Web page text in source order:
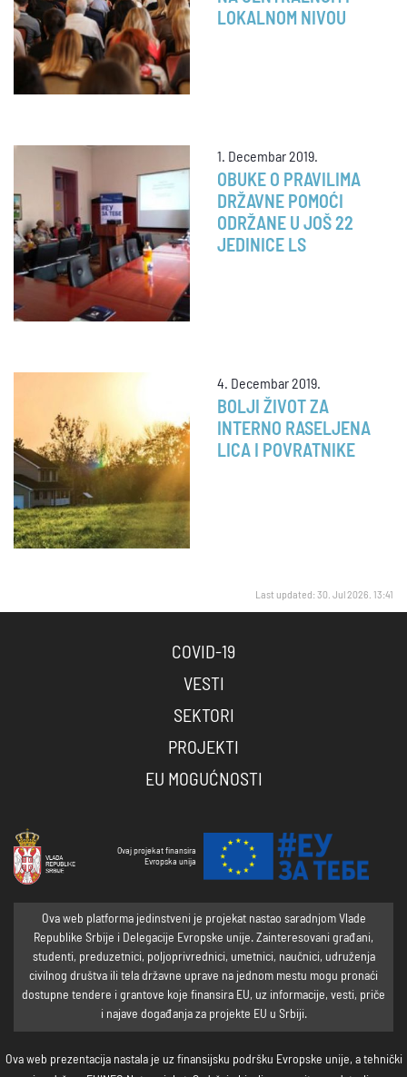
LOKALNOM NIVOU
1. Decembar 2019.
OBUKE O PRAVILIMA
DRŽAVNE POMOĆI
ODRŽANE U JOŠ 22
JEDINICE LS
4. Decembar 2019.
BOLJI ŽIVOT ZA
INTERNO RASELJENA
LICA I POVRATNIKE
Last updated: 30. Jul 2026. 13:41
COVID-19
VESTI
SEKTORI
PROJEKTI
EU MOGUĆNOSTI
Ovaj projekat finansira
Evropska unija
Ova web platforma jedinstveni je projekat nastao saradnjom Vlade
Republike Srbije i Delegacije Evropske unije. Zainteresovani građani,
studenti, preduzetnici, poljoprivrednici, umetnici, naučnici, udruženja
civilnog društva ili tela državne uprave na jednom mestu mogu pronaći
dostupne tendere i grantove koje finansira EU, uz informacije, vesti, priče
i najave događanja za projekte EU u Srbiji.
Ova web prezentacija nastala je uz finansijsku podršku Evropske unije, a tehnički